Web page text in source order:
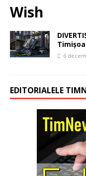
Wish
6
EDITORIALELE